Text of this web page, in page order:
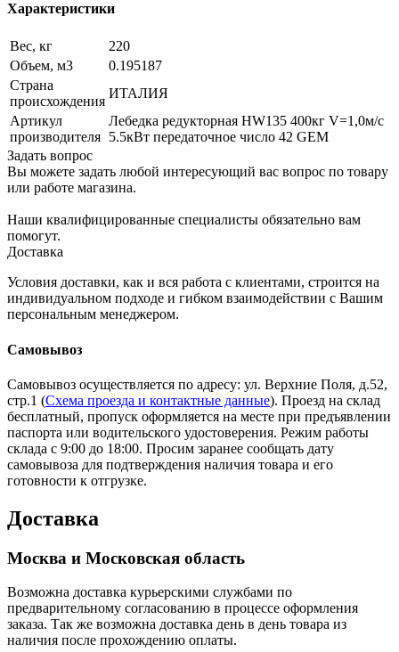
Характеристики
Вес, кг
220
Объем, м3
0.195187
Страна
происхождения
ИТАЛИЯ
Артикул
производителя
Лебедка редукторная HW135 400кг V=1,0м/с
5.5кВт передаточное число 42 GEM
Задать вопрос
Вы можете задать любой интересующий вас вопрос по товару
или работе магазина.
Наши квалифицированные специалисты обязательно вам
помогут.
Доставка
Условия доставки, как и вся работа с клиентами, строится на
индивидуальном подходе и гибком взаимодействии с Вашим
персональным менеджером.
Самовывоз
Самовывоз осуществляется по адресу: ул. Верхние Поля, д.52,
стр.1 (Схема проезда и контактные данные). Проезд на склад
бесплатный, пропуск оформляется на месте при предъявлении
паспорта или водительского удостоверения. Режим работы
склада с 9:00 до 18:00. Просим заранее сообщать дату
самовывоза для подтверждения наличия товара и его
готовности к отгрузке.
Доставка
Москва и Московская область
Возможна доставка курьерскими службами по
предварительному согласованию в процессе оформления
заказа. Так же возможна доставка день в день товара из
наличия после прохождению оплаты.